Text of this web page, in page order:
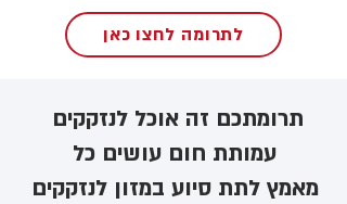
לתרומה לחצו כאן
תרומתכם זה אוכל לנזקקים ​
עמותת חום עושים כל
מאמץ לתת סיוע במזון לנזקקים